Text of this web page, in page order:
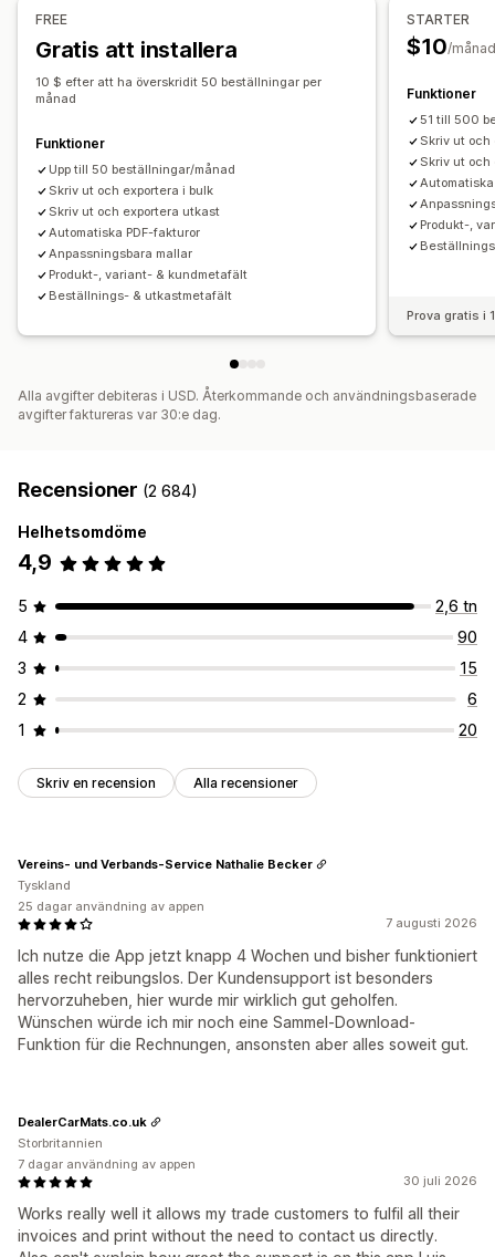
Fakturanummer
Streckkoder
Logotyper
Flera valutor
Filhantering
Automatisering av e-postmeddelanden
PDF-generering
Utskrift och export Informationssäkerhet
Sekventiell numrering
FREE
Gratis att installera
10 $ efter att ha överskridit 50 beställningar per
månad
Funktioner
Upp till 50 beställningar/månad
Skriv ut och exportera i bulk
Skriv ut och exportera utkast
Automatiska PDF-fakturor
Anpassningsbara mallar
Produkt-, variant- & kundmetafält
Beställnings- & utkastmetafält
STARTER
$10/månad
Funktioner
51 till 500
Skriv ut och
Skriv ut och
Produkt-,
Prova gratis i
Alla avgifter debiteras i USD. Återkommande och användningsbaserade
avgifter faktureras var 30:e dag.
Recensioner (2 684)
Helhetsomdöme
4,9
5
2,6 tn
4
90
3
15
2
6
1
20
Skriv en recension Alla recensioner
7 augusti 2026
Ich nutze die App jetzt knapp 4 Wochen und bisher funktioniert
alles recht reibungslos. Der Kundensupport ist besonders
hervorzuheben, hier wurde mir wirklich gut geholfen.
Wünschen würde ich mir noch eine Sammel-Download-
Funktion für die Rechnungen, ansonsten aber alles soweit gut.
Vereins- und Verbands-Service Nathalie Becker
Tyskland
25 dagar användning av appen
30 juli 2026
Works really well it allows my trade customers to fulfil all their
invoices and print without the need to contact us directly.
DealerCarMats.co.uk
Storbritannien
7 dagar användning av appen